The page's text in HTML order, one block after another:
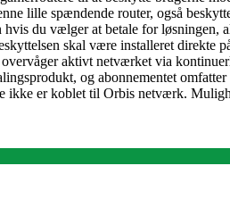
lille spændende router, også
du vælger at betale for løsningen,
skal være installeret direkte
aktivt netværket via
og abonnementet
ikke er koblet til Orbis netværk.